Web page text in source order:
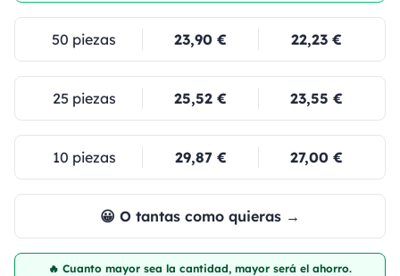
50 piezas 23,90 € 22,23 €
25 piezas 25,52 € 23,55 €
10 piezas 29,87 € 27,00 €
😀 O tantas como quieras →
🔥 Cuanto mayor sea la cantidad, mayor será el ahorro.